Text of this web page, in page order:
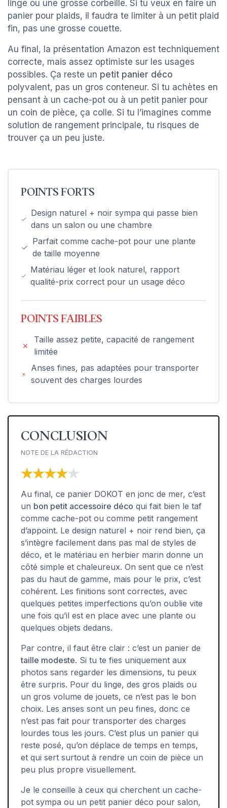
linge ou une grosse corbeille. Si tu veux en faire un
panier pour plaids, il faudra te limiter à un petit plaid
fin, pas une grosse couette.
Au final, la présentation Amazon est techniquement
correcte, mais assez optimiste sur les usages
possibles. Ça reste un petit panier déco
polyvalent, pas un gros conteneur. Si tu achètes en
pensant à un cache-pot ou à un petit panier pour
un coin de pièce, ça colle. Si tu l’imagines comme
solution de rangement principale, tu risques de
trouver ça un peu juste.
POINTS FORTS
Design naturel + noir sympa qui passe bien
dans un salon ou une chambre
Parfait comme cache-pot pour une plante
de taille moyenne
Matériau léger et look naturel, rapport
qualité-prix correct pour un usage déco
POINTS FAIBLES
Taille assez petite, capacité de rangement
limitée
Anses fines, pas adaptées pour transporter
souvent des charges lourdes
CONCLUSION
NOTE DE LA RÉDACTION
★★★★★
★★★★★
Au final, ce panier DOKOT en jonc de mer, c’est
un bon petit accessoire déco qui fait bien le taf
comme cache-pot ou comme petit rangement
d’appoint. Le design naturel + noir rend bien, ça
s’intègre facilement dans pas mal de styles de
déco, et le matériau en herbier marin donne un
côté simple et chaleureux. On sent que ce n’est
pas du haut de gamme, mais pour le prix, c’est
cohérent. Les finitions sont correctes, avec
quelques petites imperfections qu’on oublie vite
une fois qu’il est en place avec une plante ou
quelques objets dedans.
Par contre, il faut être clair : c’est un panier de
taille modeste. Si tu te fies uniquement aux
photos sans regarder les dimensions, tu peux
être surpris. Pour du linge, des gros plaids ou
un gros volume de jouets, ce n’est pas le bon
choix. Les anses sont un peu fines, donc ce
n’est pas fait pour transporter des charges
lourdes tous les jours. C’est plus un panier qui
reste posé, qu’on déplace de temps en temps,
et qui sert surtout à rendre un coin de pièce un
peu plus propre visuellement.
Je le conseille à ceux qui cherchent un cache-
pot sympa ou un petit panier déco pour salon,